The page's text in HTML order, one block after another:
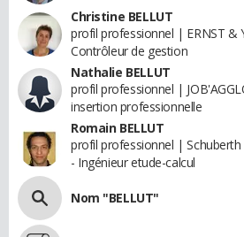
Christine BELLUT
profil professionnel | ERNST &
Contrôleur de gestion
Nathalie BELLUT
profil professionnel |
insertion professionnelle
Romain BELLUT
profil professionnel | Schuberth
- Ingénieur etude-calcul
Nom "BELLUT"